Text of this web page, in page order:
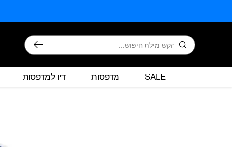
חיפוש
SALE מדפסות דיו למדפסות